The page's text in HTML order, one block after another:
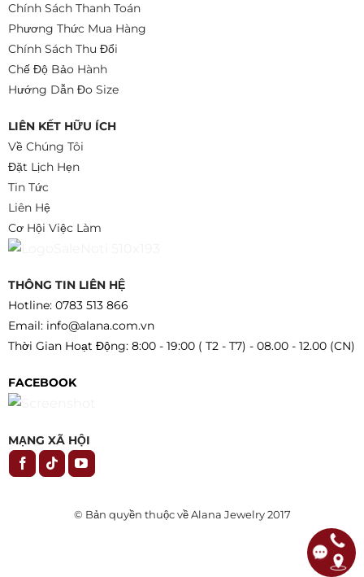
Chính Sách Thanh Toán
Phương Thức Mua Hàng
Chính Sách Thu Đổi
Chế Độ Bảo Hành
Hướng Dẫn Đo Size
LIÊN KẾT HỮU ÍCH
Về Chúng Tôi
Đặt Lịch Hẹn
Tin Tức
Liên Hệ
Cơ Hội Việc Làm
THÔNG TIN LIÊN HỆ
Hotline: 0783 513 866
Email: info@alana.com.vn
Thời Gian Hoạt Động: 8:00 - 19:00 ( T2 - T7) - 08.00 - 12.00 (CN)
FACEBOOK
MẠNG XÃ HỘI
© Bản quyền thuộc về Alana Jewelry 2017